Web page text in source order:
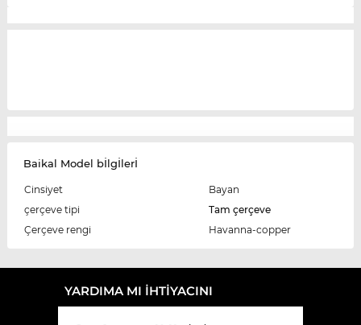
Baikal Model bİlgİlerİ
Cinsiyet
Bayan
çerçeve tipi
Tam çerçeve
Çerçeve rengi
Havanna-copper
YARDIMA MI IHTIYACINI